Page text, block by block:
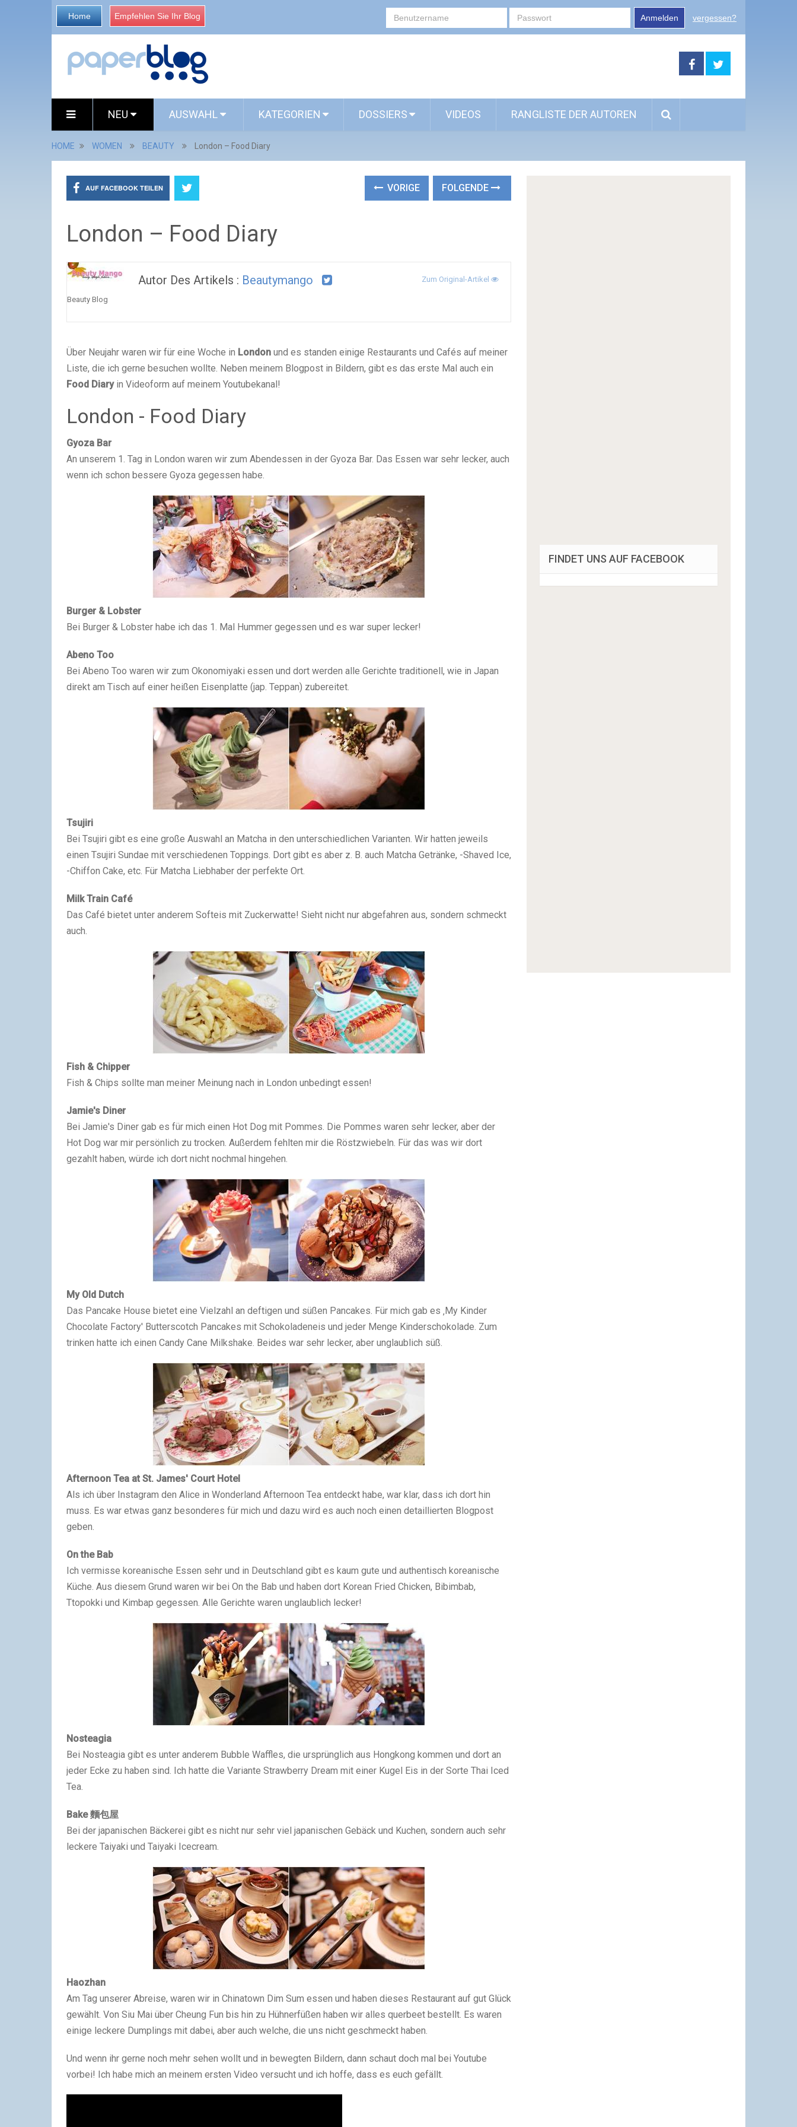
Home Empfehlen Sie Ihr Blog Anmelden vergessen?
NEU AUSWAHL KATEGORIEN DOSSIERS VIDEOS RANGLISTE DER AUTOREN
HOME WOMEN BEAUTY London – Food Diary
AUF FACEBOOK TEILEN VORIGE FOLGENDE
London – Food Diary
Autor Des Artikels : Beautymango Zum Original-Artikel
Beauty Blog
Über Neujahr waren wir für eine Woche in London und es standen einige Restaurants und Cafés auf meiner
Liste, die ich gerne besuchen wollte. Neben meinem Blogpost in Bildern, gibt es das erste Mal auch ein
Food Diaryin Videoform auf meinem Youtubekanal!
London - Food Diary
Gyoza Bar
An unserem 1. Tag in London waren wir zum Abendessen in der Gyoza Bar. Das Essen war sehr lecker, auch
wenn ich schon bessere Gyoza gegessen habe.
Burger & Lobster
Bei Burger & Lobster habe ich das 1. Mal Hummer gegessen und es war super lecker!
Abeno Too
Bei Abeno Too waren wir zum Okonomiyaki essen und dort werden alle Gerichte traditionell, wie in Japan
direkt am Tisch auf einer heißen Eisenplatte (jap. Teppan) zubereitet.
Tsujiri
Bei Tsujiri gibt es eine große Auswahl an Matcha in den unterschiedlichen Varianten. Wir hatten jeweils
einen Tsujiri Sundae mit verschiedenen Toppings. Dort gibt es aber z. B. auch Matcha Getränke, -Shaved Ice,
-Chiffon Cake, etc. Für Matcha Liebhaber der perfekte Ort.
Milk Train Café
Das Café bietet unter anderem Softeis mit Zuckerwatte! Sieht nicht nur abgefahren aus, sondern schmeckt
auch.
Fish & Chipper
Fish & Chips sollte man meiner Meinung nach in London unbedingt essen!
Jamie's Diner
Bei Jamie's Diner gab es für mich einen Hot Dog mit Pommes. Die Pommes waren sehr lecker, aber der
Hot Dog war mir persönlich zu trocken. Außerdem fehlten mir die Röstzwiebeln. Für das was wir dort
gezahlt haben, würde ich dort nicht nochmal hingehen.
My Old Dutch
Das Pancake House bietet eine Vielzahl an deftigen und süßen Pancakes. Für mich gab es ‚My Kinder
Chocolate Factory' Butterscotch Pancakes mit Schokoladeneis und jeder Menge Kinderschokolade. Zum
trinken hatte ich einen Candy Cane Milkshake. Beides war sehr lecker, aber unglaublich süß.
Afternoon Tea at St. James' Court Hotel
Als ich über Instagram den Alice in Wonderland Afternoon Tea entdeckt habe, war klar, dass ich dort hin
muss. Es war etwas ganz besonderes für mich und dazu wird es auch noch einen detaillierten Blogpost
geben.
On the Bab
Ich vermisse koreanische Essen sehr und in Deutschland gibt es kaum gute und authentisch koreanische
Küche. Aus diesem Grund waren wir bei On the Bab und haben dort Korean Fried Chicken, Bibimbab,
Ttopokki und Kimbap gegessen. Alle Gerichte waren unglaublich lecker!
Nosteagia
Bei Nosteagia gibt es unter anderem Bubble Waffles, die ursprünglich aus Hongkong kommen und dort an
jeder Ecke zu haben sind. Ich hatte die Variante Strawberry Dream mit einer Kugel Eis in der Sorte Thai Iced
Tea.
Bake 麵包屋
Bei der japanischen Bäckerei gibt es nicht nur sehr viel japanischen Gebäck und Kuchen, sondern auch sehr
leckere Taiyaki und Taiyaki Icecream.
Haozhan
Am Tag unserer Abreise, waren wir in Chinatown Dim Sum essen und haben dieses Restaurant auf gut Glück
gewählt. Von Siu Mai über Cheung Fun bis hin zu Hühnerfüßen haben wir alles querbeet bestellt. Es waren
einige leckere Dumplings mit dabei, aber auch welche, die uns nicht geschmeckt haben.
Und wenn ihr gerne noch mehr sehen wollt und in bewegten Bildern, dann schaut doch mal bei Youtube
vorbei! Ich habe mich an meinem ersten Video versucht und ich hoffe, dass es euch gefällt.
FINDET UNS AUF FACEBOOK